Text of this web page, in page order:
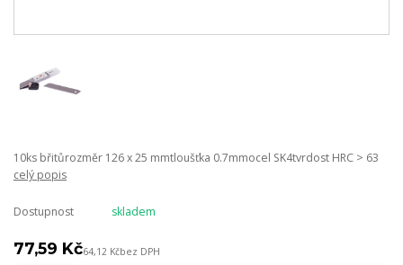
10ks břitůrozměr 126 x 25 mmtloušťka 0.7mmocel SK4tvrdost HRC > 63
celý popis
Dostupnost skladem
77,59 Kč64,12 Kčbez DPH